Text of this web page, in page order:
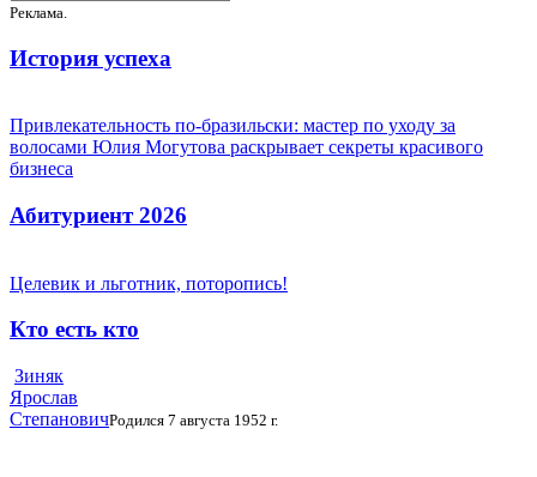
Реклама.
История успеха
Привлекательность по-бразильски: мастер по уходу за
волосами Юлия Могутова раскрывает секреты красивого
бизнеса
Абитуриент 2026
Целевик и льготник, поторопись!
Кто есть кто
Зиняк
Ярослав
СтепановичРодился 7 августа 1952 г.